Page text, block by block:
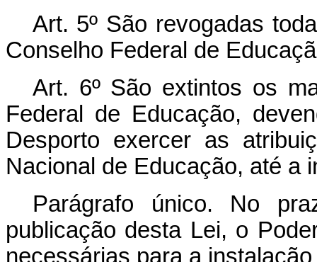
Art. 5º São revogadas
Conselho Federal de
Art. 6º São extintos os
Federal de Educação,
Desporto exercer as
Nacional de Educação, até a
Parágrafo único. No
publicação desta Lei, o
necessárias para a